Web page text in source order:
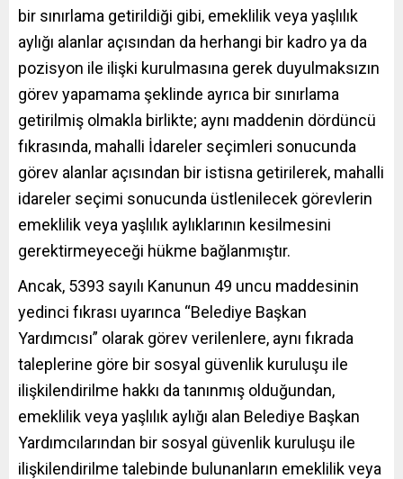
bir sınırlama getirildiği gibi, emeklilik veya yaşlılık
aylığı alanlar açısından da herhangi bir kadro ya da
pozisyon ile ilişki kurulmasına gerek duyulmaksızın
görev yapamama şeklinde ayrıca bir sınırlama
getirilmiş olmakla birlikte; aynı maddenin dördüncü
fıkrasında, mahalli İdareler seçimleri sonucunda
görev alanlar açısından bir istisna getirilerek, mahalli
idareler seçimi sonucunda üstlenilecek görevlerin
emeklilik veya yaşlılık aylıklarının kesilmesini
gerektirmeyeceği hükme bağlanmıştır.
Ancak, 5393 sayılı Kanunun 49 uncu maddesinin
yedinci fıkrası uyarınca “Belediye Başkan
Yardımcısı” olarak görev verilenlere, aynı fıkrada
taleplerine göre bir sosyal güvenlik kuruluşu ile
ilişkilendirilme hakkı da tanınmış olduğundan,
emeklilik veya yaşlılık aylığı alan Belediye Başkan
Yardımcılarından bir sosyal güvenlik kuruluşu ile
ilişkilendirilme talebinde bulunanların emeklilik veya